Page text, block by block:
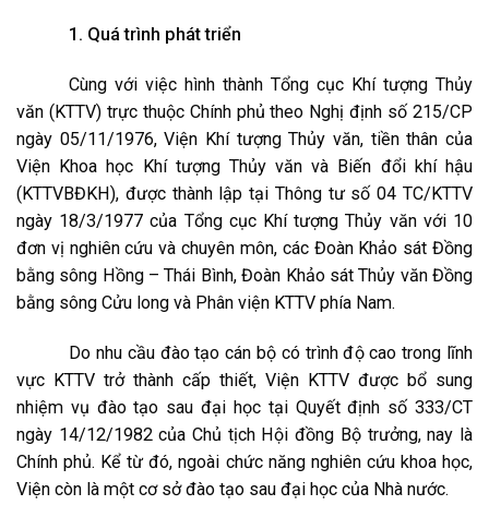
1. Quá trình phát triển
Cùng với việc hình thành Tổng cục Khí tượng Thủy
văn (KTTV) trực thuộc Chính phủ theo Nghị định số 215/CP
ngày 05/11/1976, Viện Khí tượng Thủy văn, tiền thân của
Viện Khoa học Khí tượng Thủy văn và Biến đổi khí hậu
(KTTVBĐKH), được thành lập tại Thông tư số 04 TC/KTTV
ngày 18/3/1977 của Tổng cục Khí tượng Thủy văn với 10
đơn vị nghiên cứu và chuyên môn, các Đoàn Khảo sát Đồng
bằng sông Hồng – Thái Bình, Đoàn Khảo sát Thủy văn Đồng
bằng sông Cửu long và Phân viện KTTV phía Nam.
Do nhu cầu đào tạo cán bộ có trình độ cao trong lĩnh
vực KTTV trở thành cấp thiết, Viện KTTV được bổ sung
nhiệm vụ đào tạo sau đại học tại Quyết định số 333/CT
ngày 14/12/1982 của Chủ tịch Hội đồng Bộ trưởng, nay là
Chính phủ. Kể từ đó, ngoài chức năng nghiên cứu khoa học,
Viện còn là một cơ sở đào tạo sau đại học của Nhà nước.